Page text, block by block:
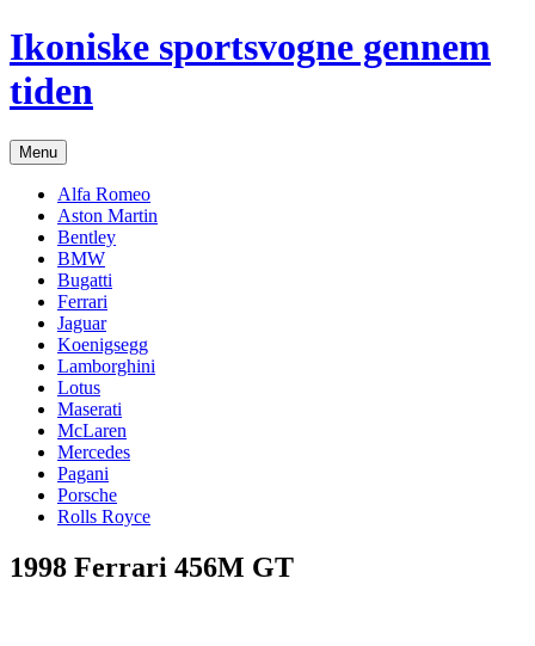
Hop
til
indhold
Ikoniske sportsvogne gennem
tiden
Menu
Alfa Romeo
Aston Martin
Bentley
BMW
Bugatti
Ferrari
Jaguar
Koenigsegg
Lamborghini
Lotus
Maserati
McLaren
Mercedes
Pagani
Porsche
Rolls Royce
1998 Ferrari 456M GT